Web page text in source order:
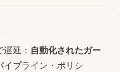
延： 自動化されたガー
イプライン・ポリシ